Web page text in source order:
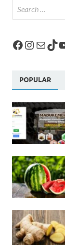
POPULAR